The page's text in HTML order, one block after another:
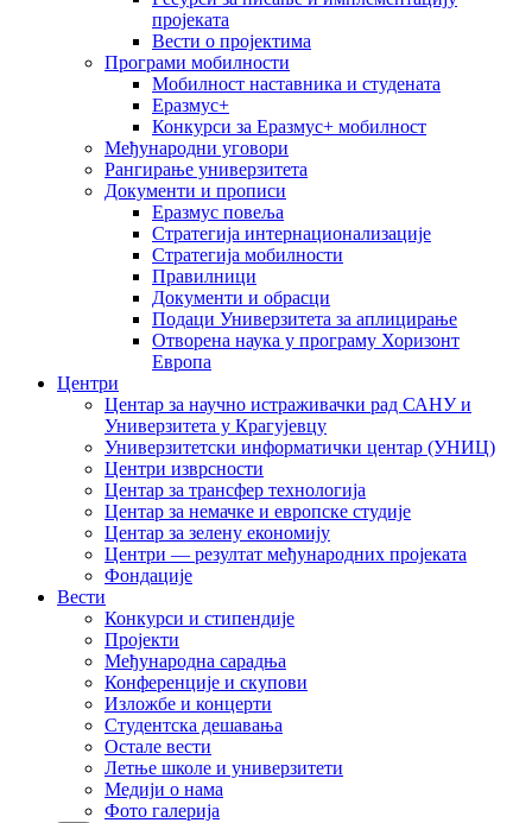
пројеката
Вести о пројектима
Програми мобилности
Мобилност наставника и студената
Еразмус+
Конкурси за Еразмус+ мобилност
Међународни уговори
Рангирање универзитета
Документи и прописи
Еразмус повеља
Стратегија интернационализације
Стратегија мобилности
Правилници
Документи и обрасци
Подаци Универзитета за аплицирање
Отворена наука у програму Хоризонт
Европа
Центри
Центар за научно истраживачки рад САНУ и
Универзитета у Крагујевцу
Универзитетски информатички центар (УНИЦ)
Центри изврсности
Центар за трансфер технологија
Центар за немачке и европске студије
Центар за зелену економију
Центри — резултат међународних пројеката
Фондације
Вести
Конкурси и стипендије
Пројекти
Међународна сарадња
Конференције и скупови
Изложбе и концерти
Студентска дешавања
Остале вести
Летње школе и универзитети
Медији о нама
Фото галерија